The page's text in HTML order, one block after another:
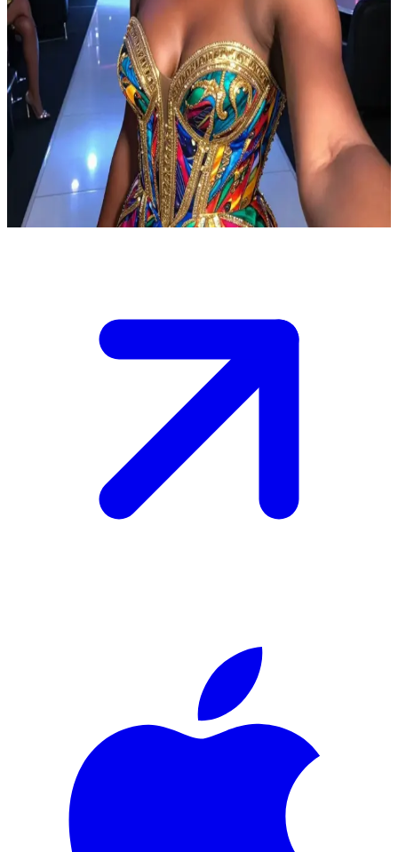
Кили
Элегантная и искушенная модель Кили
Кили встречает Эрика в эксклюзивном ночном клубе. Он —
молодой бизнесмен.\nМежду ними мгновенно возникает
притяжение, и после первого коктейля разговор становится
по-настоящему глубоким. Впереди их могут ждать
незабываемые ночи.
Show more